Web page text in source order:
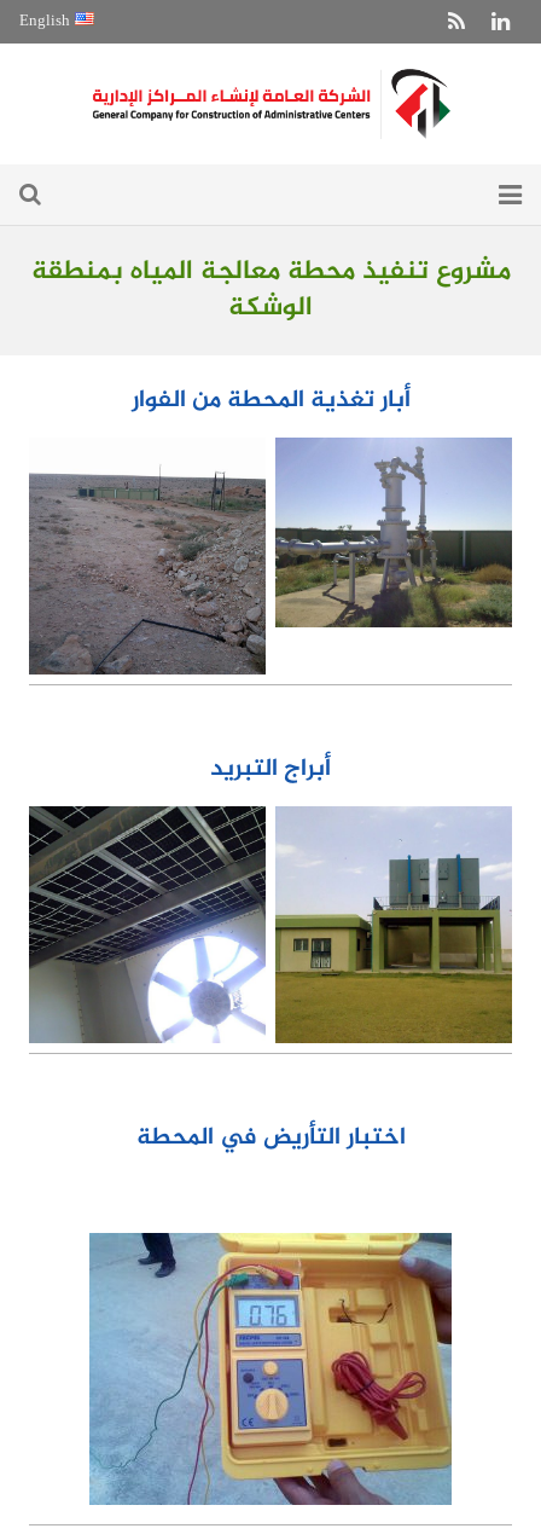
English
الرئيسية
أنشطة تخصصية
معرض الشركة
الاتصال
مشروع تنفيذ محطة معالجة المياه بمنطقة
الوشكة
أبار تغذية المحطة من الفوار
أبراج التبريد
اختبار التأريض في المحطة